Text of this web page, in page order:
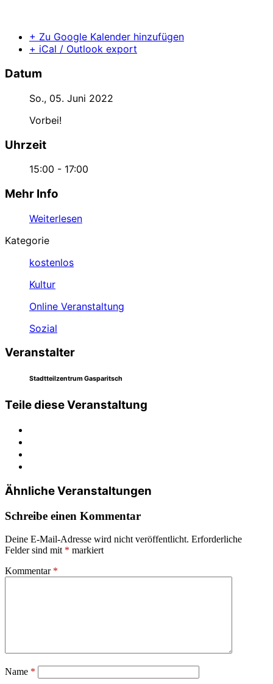
+ Zu Google Kalender hinzufügen
+ iCal / Outlook export
Datum
So., 05. Juni 2022
Vorbei!
Uhrzeit
15:00 - 17:00
Mehr Info
Weiterlesen
Kategorie
kostenlos
Kultur
Online Veranstaltung
Sozial
Veranstalter
Stadtteilzentrum Gasparitsch
Teile diese Veranstaltung
Ähnliche Veranstaltungen
Schreibe einen Kommentar
Deine E-Mail-Adresse wird nicht veröffentlicht. Erforderliche
Felder sind mit * markiert
Kommentar *
Name *